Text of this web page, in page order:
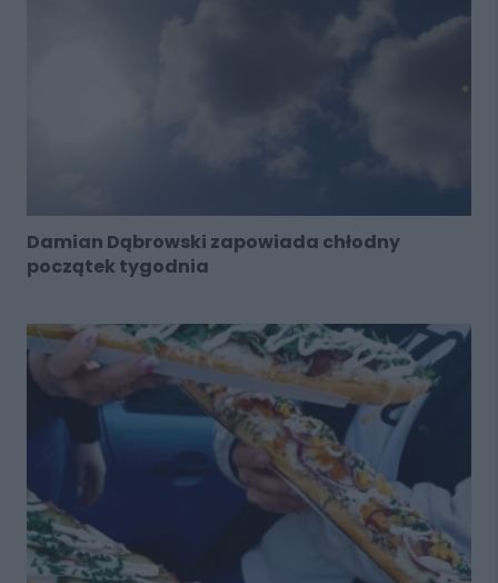
Damian Dąbrowski zapowiada chłodny
początek tygodnia